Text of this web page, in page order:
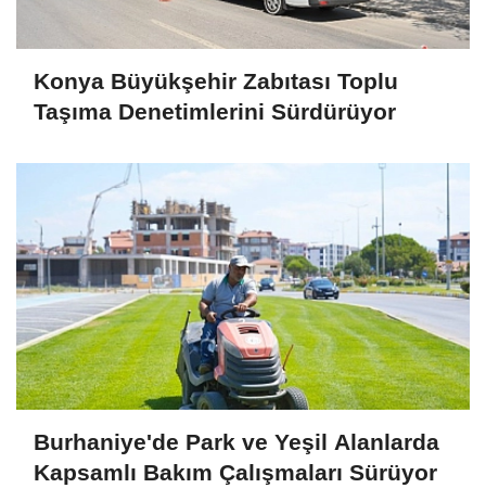
Konya Büyükşehir Zabıtası Toplu
Taşıma Denetimlerini Sürdürüyor
Burhaniye'de Park ve Yeşil Alanlarda
Kapsamlı Bakım Çalışmaları Sürüyor